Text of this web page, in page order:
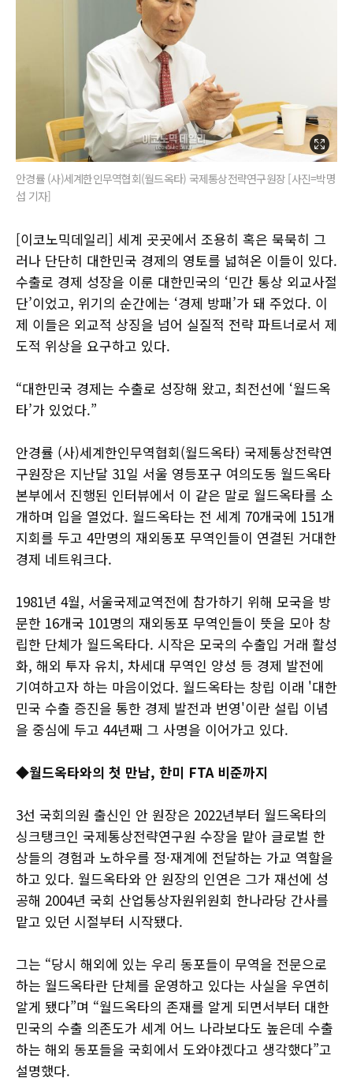
안경률 (사)세계한인무역협회(월드옥타) 국제통상전략연구원장 [사진=박명
섭 기자]
[이코노믹데일리] 세계 곳곳에서 조용히 혹은 묵묵히 그
러나 단단히 대한민국 경제의 영토를 넓혀온 이들이 있다.
수출로 경제 성장을 이룬 대한민국의 ‘민간 통상 외교사절
단’이었고, 위기의 순간에는 ‘경제 방패’가 돼 주었다. 이
제 이들은 외교적 상징을 넘어 실질적 전략 파트너로서 제
도적 위상을 요구하고 있다.
“대한민국 경제는 수출로 성장해 왔고, 최전선에 ‘월드옥
타’가 있었다.”
안경률 (사)세계한인무역협회(월드옥타) 국제통상전략연
구원장은 지난달 31일 서울 영등포구 여의도동 월드옥타
본부에서 진행된 인터뷰에서 이 같은 말로 월드옥타를 소
개하며 입을 열었다. 월드옥타는 전 세계 70개국에 151개
지회를 두고 4만명의 재외동포 무역인들이 연결된 거대한
경제 네트워크다.
1981년 4월, 서울국제교역전에 참가하기 위해 모국을 방
문한 16개국 101명의 재외동포 무역인들이 뜻을 모아 창
립한 단체가 월드옥타다. 시작은 모국의 수출입 거래 활성
화, 해외 투자 유치, 차세대 무역인 양성 등 경제 발전에
기여하고자 하는 마음이었다. 월드옥타는 창립 이래 '대한
민국 수출 증진을 통한 경제 발전과 번영'이란 설립 이념
을 중심에 두고 44년째 그 사명을 이어가고 있다.
◆월드옥타와의 첫 만남, 한미 FTA 비준까지
3선 국회의원 출신인 안 원장은 2022년부터 월드옥타의
싱크탱크인 국제통상전략연구원 수장을 맡아 글로벌 한
상들의 경험과 노하우를 정·재계에 전달하는 가교 역할을
하고 있다. 월드옥타와 안 원장의 인연은 그가 재선에 성
공해 2004년 국회 산업통상자원위원회 한나라당 간사를
맡고 있던 시절부터 시작됐다.
그는 “당시 해외에 있는 우리 동포들이 무역을 전문으로
하는 월드옥타란 단체를 운영하고 있다는 사실을 우연히
알게 됐다”며 “월드옥타의 존재를 알게 되면서부터 대한
민국의 수출 의존도가 세계 어느 나라보다도 높은데 수출
하는 해외 동포들을 국회에서 도와야겠다고 생각했다”고
설명했다.